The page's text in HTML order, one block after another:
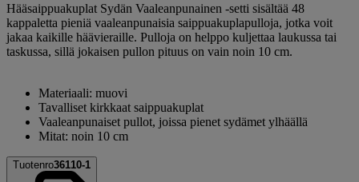
Hääsaippuakuplat Sydän Vaaleanpunainen -setti sisältää 48
kappaletta pieniä vaaleanpunaisia saippuakuplapulloja, jotka voit
jakaa kaikille häävieraille. Pulloja on helppo kuljettaa laukussa tai
taskussa, sillä jokaisen pullon pituus on vain noin 10 cm.
Materiaali: muovi
Tavalliset kirkkaat saippuakuplat
Vaaleanpunaiset pullot, joissa pienet sydämet ylhäällä
Mitat: noin 10 cm
Tuotenro36110-1